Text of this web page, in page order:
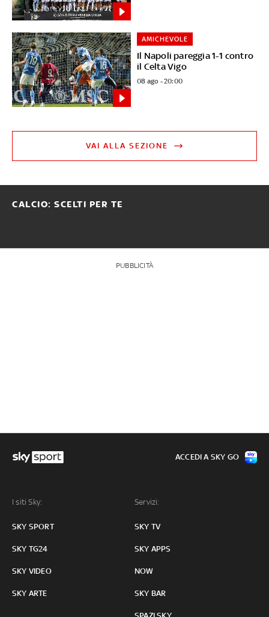
Il Napoli pareggia 1-1 contro
il Celta Vigo
AMICHEVOLE
08 ago - 20:00
VAI ALLA SEZIONE
CALCIO: SCELTI PER TE
PUBBLICITÀ
I siti Sky:
SKY SPORT
SKY TG24
SKY VIDEO
SKY ARTE
Servizi:
SKY TV
SKY APPS
NOW
SKY BAR
ACCEDI A SKY GO